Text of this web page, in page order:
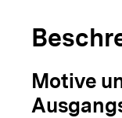
Motive